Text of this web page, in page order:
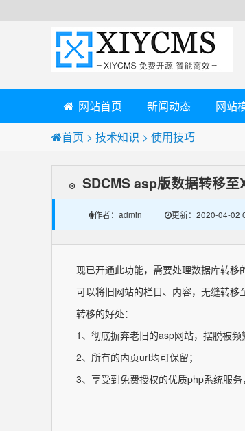
网站首页 新闻动态 网站
首页 > 技术知识 > 使用技巧
SDCMS asp版数据转移至
作者： admin 更新： 2020-04-02
现已开通此功能，需要处理数据库转移
可以将旧网站的栏目、内容，无缝转移
转移的好处：
1、彻底摒弃老旧的asp网站，摆脱被频
2、所有的内页url均可保留；
3、享受到免费授权的优质php系统服